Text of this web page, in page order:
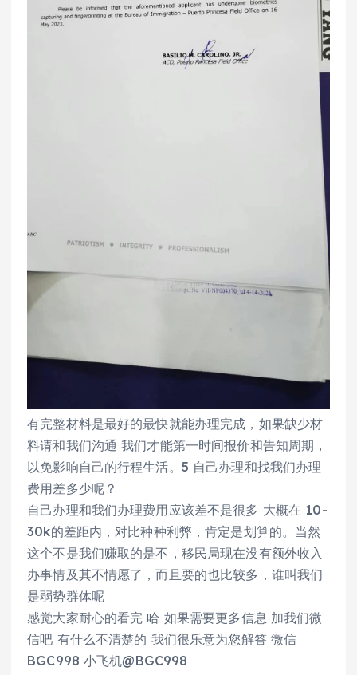
有完整材料是最好的最快就能办理完成，如果缺少材
料请和我们沟通 我们才能第一时间报价和告知周期，
以免影响自己的行程生活。5 自己办理和找我们办理
费用差多少呢？
自己办理和我们办理费用应该差不是很多 大概在 10-
30k的差距内，对比种种利弊，肯定是划算的。当然
这个不是我们赚取的是不，移民局现在没有额外收入
办事情及其不情愿了，而且要的也比较多，谁叫我们
是弱势群体呢
感觉大家耐心的看完 哈 如果需要更多信息 加我们微
信吧 有什么不清楚的 我们很乐意为您解答 微信
BGC998 小飞机@BGC998